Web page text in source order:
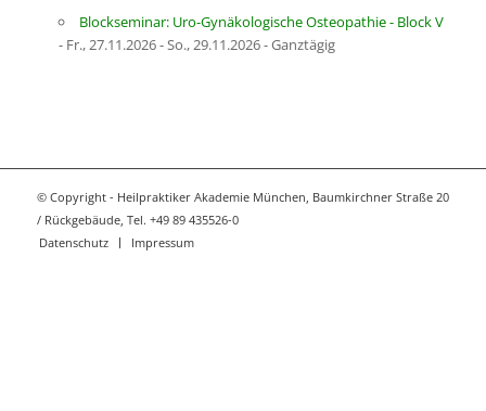
Blockseminar: Uro-Gynäkologische Osteopathie - Block V
- Fr., 27.11.2026 - So., 29.11.2026 - Ganztägig
© Copyright - Heilpraktiker Akademie München, Baumkirchner Straße 20
/ Rückgebäude, Tel. +49 89 435526-0
Datenschutz
Impressum